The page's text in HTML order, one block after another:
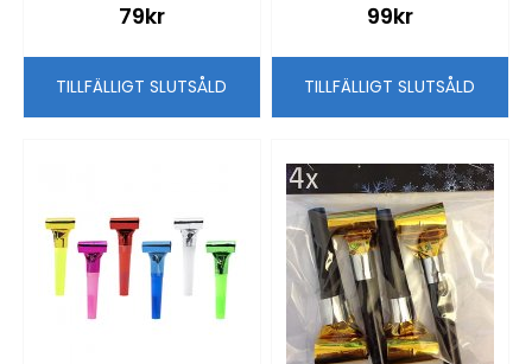
79kr
TILLFÄLLIGT SLUTSÅLD
99kr
TILLFÄLLIGT SLUTSÅLD